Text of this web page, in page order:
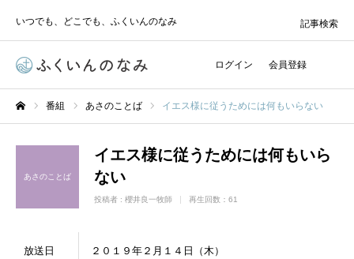
いつでも、どこでも、ふくいんのなみ
ログイン 会員登録
記事検索
番組 あさのことば イエス様に従うためには何もいらない
あさのことば
イエス様に従うためには何もいら
ない
投稿者 : 櫻井良一牧師 再生回数：61
放送日 ２０１９年２月１４日（木）